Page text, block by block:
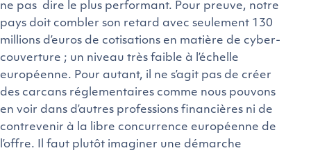
ne pas dire le plus performant. Pour preuve, notre
pays doit combler son retard avec seulement 130
millions d’euros de cotisations en matière de cyber-
couverture ; un niveau très faible à l’échelle
européenne. Pour autant, il ne s’agit pas de créer
des carcans réglementaires comme nous pouvons
en voir dans d’autres professions financières ni de
contrevenir à la libre concurrence européenne de
l’offre. Il faut plutôt imaginer une démarche